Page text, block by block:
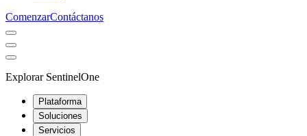
ComenzarContáctanos
Explorar SentinelOne
Plataforma
Soluciones
Servicios